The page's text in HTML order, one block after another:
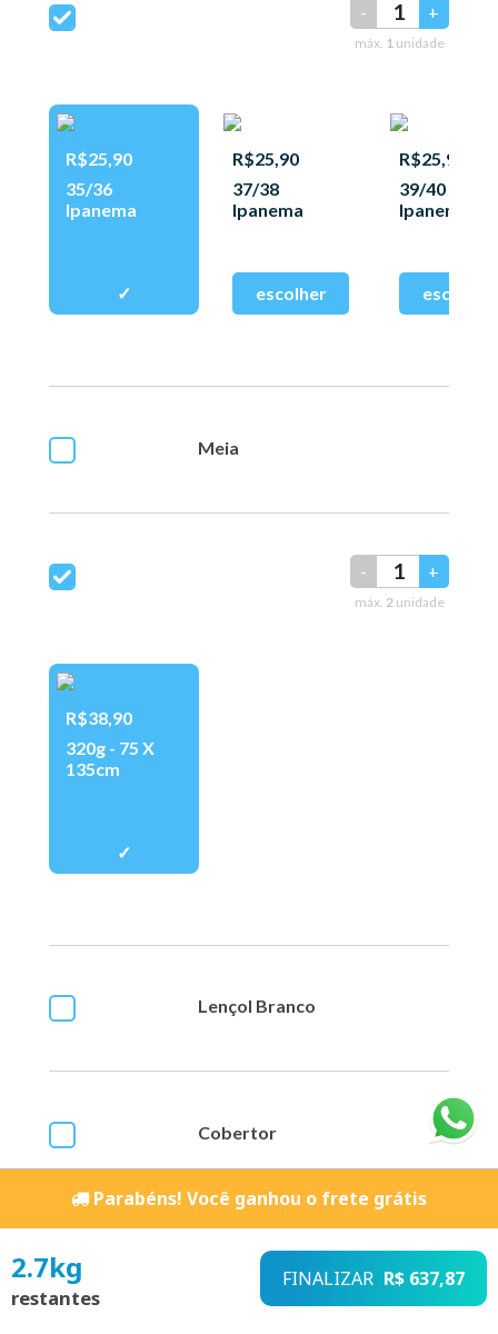
- +
máx. 1 unidade
R$25,90
35/36
Ipanema
R$25,90
37/38
Ipanema
R$25,90
39/40
Ipanema
Meia
- +
máx. 2 unidade
R$38,90
320g - 75 X
135cm
Lençol Branco
Cobertor
Parabéns! Você ganhou o frete grátis
2.7kg
restantes
FINALIZAR R$ 637,87